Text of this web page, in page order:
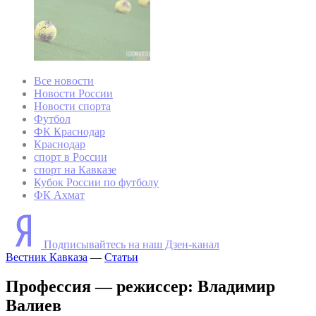
Все новости
Новости России
Новости спорта
Футбол
ФК Краснодар
Краснодар
спорт в России
спорт на Кавказе
Кубок России по футболу
ФК Ахмат
Подписывайтесь на наш Дзен-канал
Вестник Кавказа — Статьи
Профессия — режиссер: Владимир
Валиев